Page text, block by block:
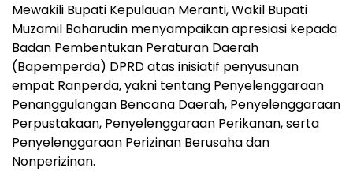
Mewakili Bupati Kepulauan Meranti, Wakil Bupati
Muzamil Baharudin menyampaikan apresiasi kepada
Badan Pembentukan Peraturan Daerah
(Bapemperda) DPRD atas inisiatif penyusunan
empat Ranperda, yakni tentang Penyelenggaraan
Penanggulangan Bencana Daerah, Penyelenggaraan
Perpustakaan, Penyelenggaraan Perikanan, serta
Penyelenggaraan Perizinan Berusaha dan
Nonperizinan.